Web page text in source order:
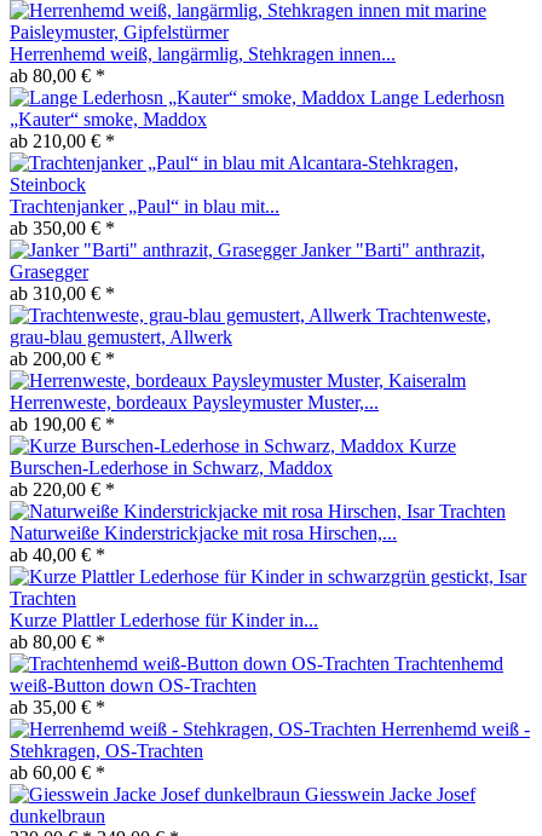
Herrenhemd weiß, langärmlig, Stehkragen innen...
ab 80,00 € *
Lange Lederhosn
„Kauter“ smoke, Maddox
ab 210,00 € *
Trachtenjanker „Paul“ in blau mit...
ab 350,00 € *
Janker "Barti" anthrazit,
Grasegger
ab 310,00 € *
Trachtenweste,
grau-blau gemustert, Allwerk
ab 200,00 € *
Herrenweste, bordeaux Paysleymuster Muster,...
ab 190,00 € *
Kurze
Burschen-Lederhose in Schwarz, Maddox
ab 220,00 € *
Naturweiße Kinderstrickjacke mit rosa Hirschen,...
ab 40,00 € *
Kurze Plattler Lederhose für Kinder in...
ab 80,00 € *
Trachtenhemd
weiß-Button down OS-Trachten
ab 35,00 € *
Herrenhemd weiß -
Stehkragen, OS-Trachten
ab 60,00 € *
Giesswein Jacke Josef
dunkelbraun